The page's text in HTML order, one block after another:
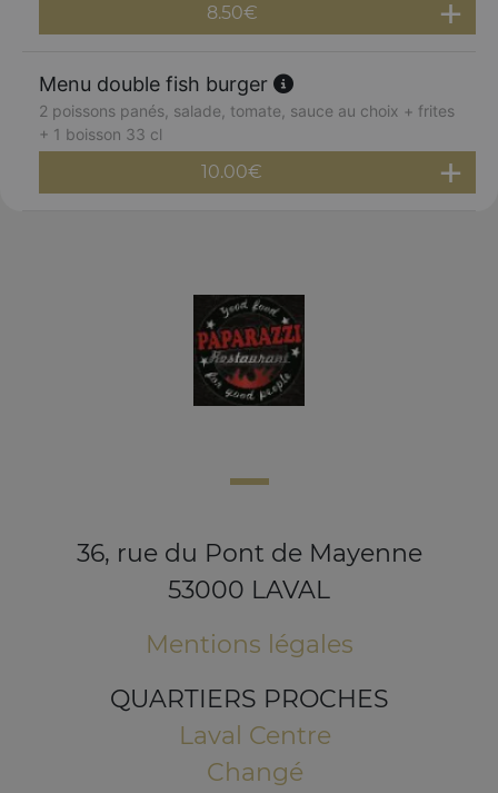
8.50€
Menu double fish burger
2 poissons panés, salade, tomate, sauce au choix + frites
+ 1 boisson 33 cl
10.00€
36, rue du Pont de Mayenne
53000 LAVAL
Mentions légales
QUARTIERS PROCHES
Laval Centre
Changé